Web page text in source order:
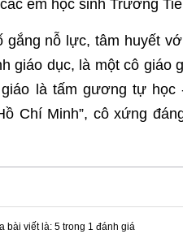
em học sinh Trường
gắng nỗ lực, tâm huyết
giáo dục, là một cô
là tấm gương tự
Chí Minh”, cô xứng
bài viết là: 5 trong 1 đánh giá